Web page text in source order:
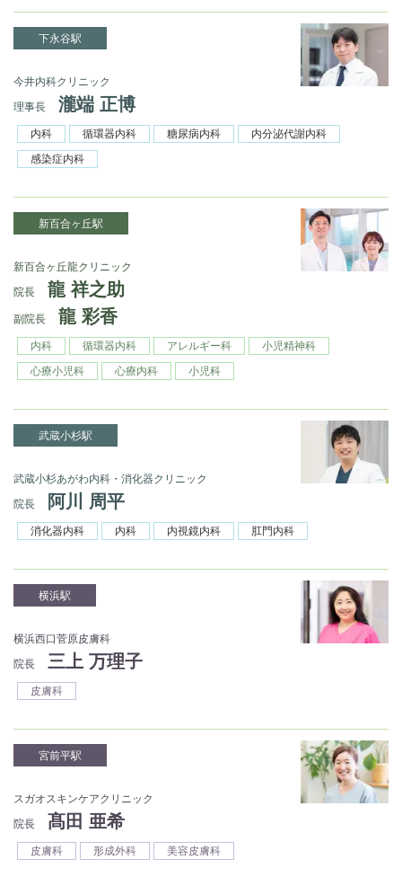
下永谷駅
今井内科クリニック
理事長
瀧端 正博
内科 循環器内科 糖尿病内科
内分泌代謝内科
感染症内科
新百合ヶ丘駅
新百合ヶ丘龍クリニック
院長
龍 祥之助
副院長 龍 彩香
内科 循環器内科 アレルギー科
小児精神科
心療小児科
心療内科 小児科
武蔵小杉駅
武蔵小杉あがわ内科・消化器クリニック
院長
阿川 周平
消化器内科 内科 内視鏡内科 肛門内科
横浜駅
横浜西口菅原皮膚科
院長
三上 万理子
皮膚科
宮前平駅
スガオスキンケアクリニック
院長
髙田 亜希
皮膚科 形成外科 美容皮膚科